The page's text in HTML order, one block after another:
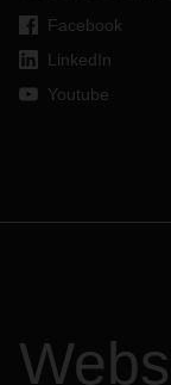
Facebook
LinkedIn
Youtube